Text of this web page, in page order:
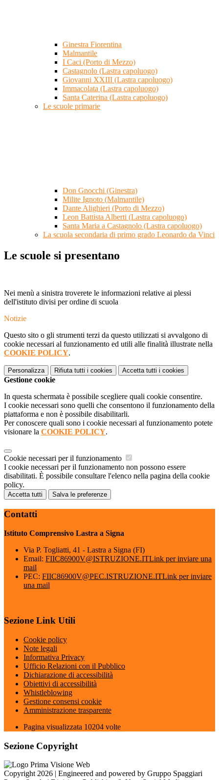
Ginestra Fiorentina
Malmantile
I Caci (Porto di Mezzo)
Castagnolo (Lastra capoluogo)
Giovanni XXIII (Lastra capoluogo)
Immacolata (Lastra capoluogo)
Santa Caterina (Lastra capoluogo)
Le scuole primarie
Don Gnocchi (Ginestra)
Milite Ignoto (Malmantile)
Dante Alighieri (Porto di Mezzo)
Leon Battista Alberti (Lastra capoluogo)
Santa Maria a Castagnolo (Lastra capoluogo)
La scuola secondaria di primo grado Leonardo da Vinci
Le scuole si presentano
Nei menù a sinistra troverete le informazioni relative ai plessi
dell'istituto divisi per ordine di scuola
Notizie
Questo sito o gli strumenti terzi da questo utilizzati si avvalgono di
cookie necessari al funzionamento ed utili alle finalità illustrate nella
COOKIE POLICY.
Personalizza Rifiuta tutti i cookies Accetta tutti i cookies
Gestione cookie
In questa schermata è possibile scegliere quali cookie consentire.
I cookie necessari sono quelli che consentono il funzionamento della
piattaforma e non è possibile disabilitarli.
Per conoscere quali sono i cookie necessari al funzionamento potete
visionare la COOKIE POLICY.
Cookie necessari per il funzionamento
I cookie necessari per il funzionamento non possono essere
disabilitati. È possibile consultare l'elenco nella pagina della cookie
policy.
Accetta tutti Salva le preferenze
Contatti
Istituto Comprensivo Lastra a Signa
Via P. Togliatti, 41 - Lastra a Signa (FI)
Email: FIIC86900V@ISTRUZIONE.ITLink per inviare una
mail
PEC: FIIC86900V@PEC.ISTRUZIONE.ITLink per inviare
una mail
Sezione Link Utili
Cookie policy
Note legali
Informativa Privacy
Ufficio Relazioni con il Pubblico
Dichiarazione di accessibilità
Obiettivi di accessibilità
Whistleblowing
Gestione consensi cookie
Amministrazione trasparente
Pagina visualizzata 10204 volte
Sezione Copyright
Copyright 2026 | Engineered and powered by Gruppo Spaggiari